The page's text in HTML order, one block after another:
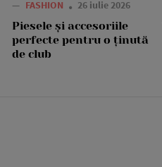
— FASHION 26 iulie 2026
Piesele și accesoriile
perfecte pentru o ținută
de club